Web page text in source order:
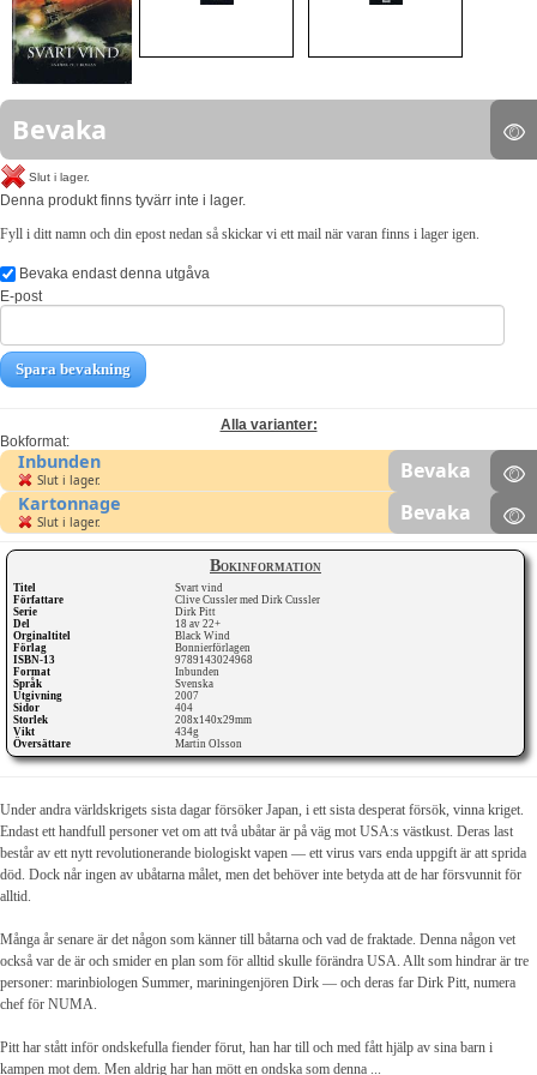
Bokinformation
Titel
Svart vind
Författare
Clive Cussler med Dirk Cussler
Serie
Dirk Pitt
Del
18 av 22+
Orginaltitel
Black Wind
Förlag
Bonnierförlagen
ISBN-13
9789143024968
Format
Inbunden
Språk
Svenska
Utgivning
2007
Sidor
404
Storlek
208x140x29mm
Vikt
434g
Översättare
Martin Olsson
Bevaka
Slut i lager.
Denna produkt finns tyvärr inte i lager.
Fyll i ditt namn och din epost nedan så skickar vi ett mail när varan finns i lager igen.
Bevaka endast denna utgåva
E-post
Spara bevakning
Alla varianter:
Bokformat:
Inbunden
Slut i lager. Bevaka
Kartonnage
Slut i lager. Bevaka
Under andra världskrigets sista dagar försöker Japan, i ett sista desperat försök, vinna kriget.
Endast ett handfull personer vet om att två ubåtar är på väg mot USA:s västkust. Deras last
består av ett nytt revolutionerande biologiskt vapen — ett virus vars enda uppgift är att sprida
död. Dock når ingen av ubåtarna målet, men det behöver inte betyda att de har försvunnit för
alltid.
Många år senare är det någon som känner till båtarna och vad de fraktade. Denna någon vet
också var de är och smider en plan som för alltid skulle förändra USA. Allt som hindrar är tre
personer: marinbiologen Summer, mariningenjören Dirk — och deras far Dirk Pitt, numera
chef för NUMA.
Pitt har stått inför ondskefulla fiender förut, han har till och med fått hjälp av sina barn i
kampen mot dem. Men aldrig har han mött en ondska som denna ...